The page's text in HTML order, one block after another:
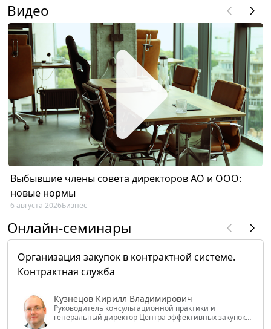
Видео
Выбывшие члены совета директоров АО и ООО:
новые нормы
6 августа 2026Бизнес
Онлайн-семинары
Организация закупок в контрактной системе.
Контрактная служба
Кузнецов Кирилл Владимирович
Руководитель консультационной практики и
генеральный директор Центра эффективных закупок